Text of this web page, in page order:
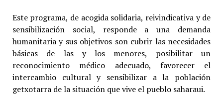
Este programa, de acogida solidaria, reivindicativa y de
sensibilización social, responde a una demanda
humanitaria y sus objetivos son cubrir las necesidades
básicas de las y los menores, posibilitar un
reconocimiento médico adecuado, favorecer el
intercambio cultural y sensibilizar a la población
getxotarra de la situación que vive el pueblo saharaui.